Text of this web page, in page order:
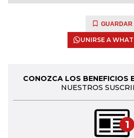
GUARDAR
UNIRSE A
CONOZCA LOS BENEFICIOS
NUESTROS
1